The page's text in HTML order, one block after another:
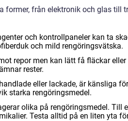
former, från elektronik och glas till
och kontrollpaneler kan ta
och mild rengöringsvätska.
repor men kan lätt få fläckar
rester.
eller lackade, är känsliga
starka rengöringsmedel.
olika på rengöringsmedel. Till
Testa alltid på en liten yta